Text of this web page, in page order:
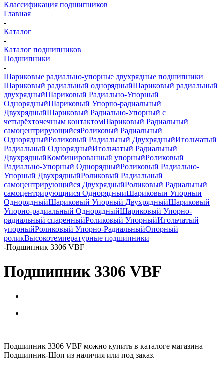
Классификация подшипников
Главная
-
Каталог
-
Каталог подшипников
Подшипники
-
Шариковые радиально-упорные двухрядные подшипники
Шариковый радиальный однорядныйШариковый радиальный
двухрядныйШариковый Радиально-Упорный
ОднорядныйШариковый Упорно-радиальный
ДвухрядныйШариковый Радиально-Упорный с
четырёхточечным контактомШариковый Радиальный
самоцентрирующийсяРоликовый Радиальный
ОднорядныйРоликовый Радиальный ДвухрядныйИгольчатый
Радиальный ОднорядныйИгольчатый Радиальный
ДвухрядныйКомбинированный упорныйРоликовый
Радиально-Упорный ОднорядныйРоликовый Радиально-
Упорный ДвухрядныйРоликовый Радиальный
самоцентрирующийся ДвухрядныйРоликовый Радиальный
самоцентрирующийся ОднорядныйШариковый Упорный
ОднорядныйШариковый Упорный ДвухрядныйШариковый
Упорно-радиальный ОднорядныйШариковый Упорно-
радиальный спаренныйРоликовый УпорныйИгольчатый
упорныйРоликовый Упорно-РадиальныйОпорный
роликВысокотемпературные подшипники
-Подшипник 3306 VBF
Подшипник 3306 VBF
Подшипник 3306 VBF можно купить в каталоге магазина
Подшипник-Шоп из наличия или под заказ.